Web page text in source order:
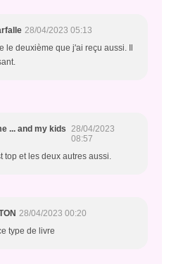
28/04/2023 05:13
le deuxième que j'ai reçu aussi. Il
... and my kids 28/04/2023
08:57
top et les deux autres aussi.
28/04/2023 00:20
type de livre